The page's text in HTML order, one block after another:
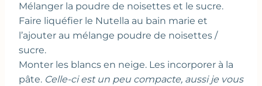
Mélanger la poudre de noisettes et le sucre.
Faire liquéfier le Nutella au bain marie et
l’ajouter au mélange poudre de noisettes /
sucre.
Monter les blancs en neige. Les incorporer à la
pâte. Celle-ci est un peu compacte, aussi je vous